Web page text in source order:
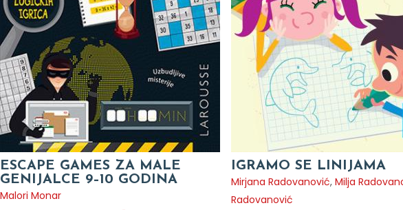
ESCAPE GAMES ZA MALE
GENIJALCE 9–10 GODINA
Malori Monar
IGRAMO SE LINIJAMA
Mirjana Radovanović, Milja
Radovanović